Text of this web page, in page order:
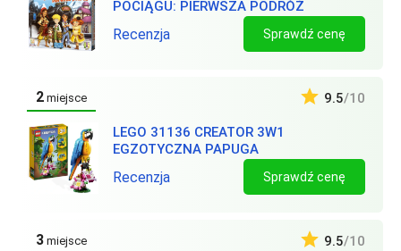
POCIĄGU: PIERWSZA PODRÓŻ
Recenzja Sprawdź cenę
2 miejsce
LEGO 31136 CREATOR 3W1
EGZOTYCZNA PAPUGA
9.5/10
Recenzja Sprawdź cenę
3 miejsce 9.5/10